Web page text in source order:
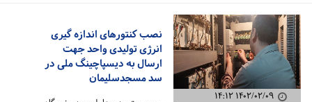
۱۴۰۲/۰۲/۰۹ ۱۴:۱۲
نصب کنتورهای اندازه گیری
انرژی تولیدی واحد جهت
ارسال به دیسپاچینگ ملی در
سد مسجدسلیمان